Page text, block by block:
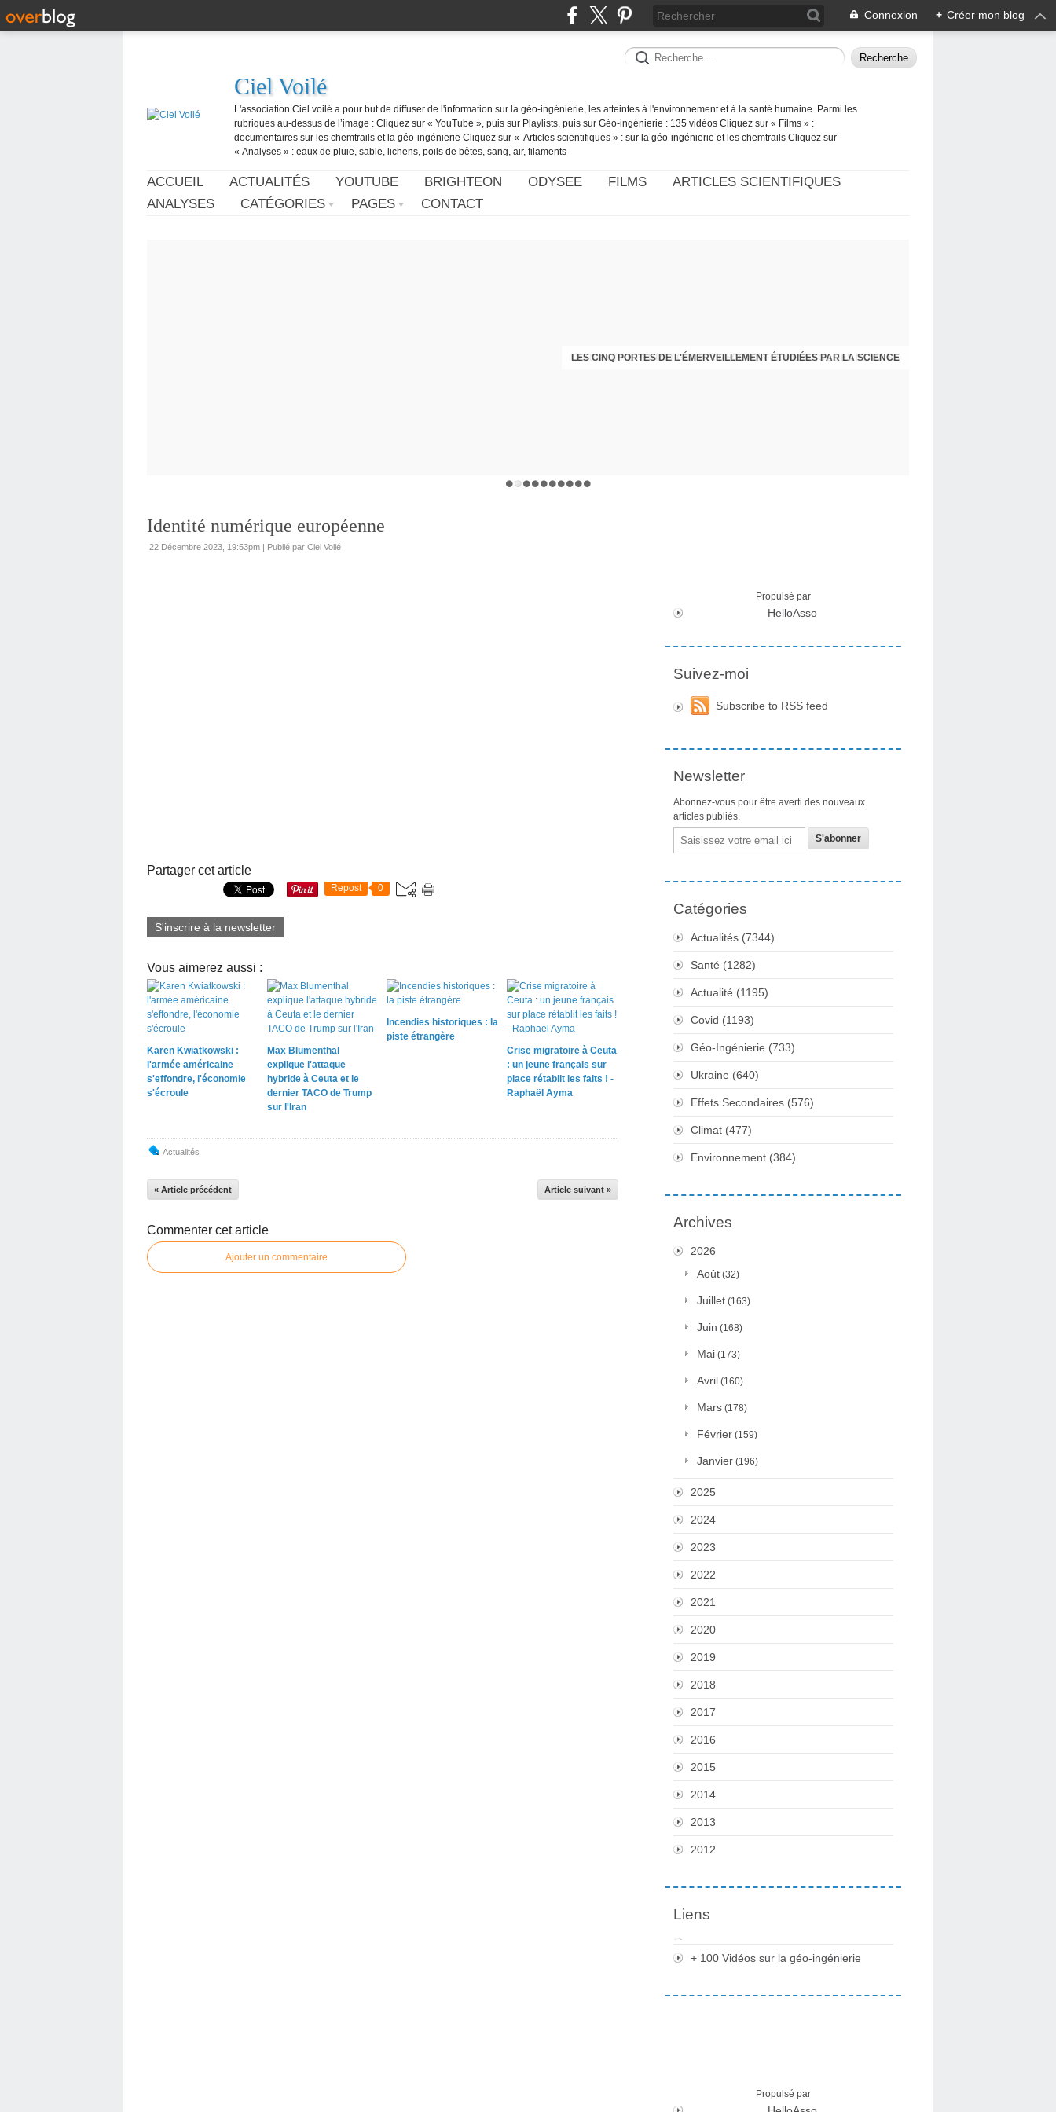
Connexion + Créer mon blog
Ciel Voilé
L'association Ciel voilé a pour but de diffuser de l'information sur la géo-ingénierie, les atteintes à l'environnement et à la santé humaine. Parmi les
rubriques au-dessus de l’image : Cliquez sur « YouTube », puis sur Playlists, puis sur Géo-ingénierie : 135 vidéos Cliquez sur « Films » :
documentaires sur les chemtrails et la géo-ingénierie Cliquez sur « Articles scientifiques » : sur la géo-ingénierie et les chemtrails Cliquez sur
« Analyses » : eaux de pluie, sable, lichens, poils de bêtes, sang, air, filaments
ACCUEIL ACTUALITÉS YOUTUBE BRIGHTEON ODYSEE FILMS
ARTICLES SCIENTIFIQUES
ANALYSES
CATÉGORIES PAGES CONTACT
LES CINQ PORTES DE L'ÉMERVEILLEMENT ÉTUDIÉES PAR LA SCIENCE
CHRISTOPHE PERRET GENTIL : RECEVOIR LE MESSAGE DES PLANTES
Identité numérique européenne
22 Décembre 2023, 19:53pm | Publié par Ciel Voilé
Partager cet article
Repost 0
S'inscrire à la newsletter
Vous aimerez aussi :
Karen Kwiatkowski :
l'armée américaine
s'effondre, l'économie
s'écroule
Max Blumenthal
explique l'attaque
hybride à Ceuta et le
dernier TACO de Trump
sur l'Iran
Incendies historiques : la
piste étrangère
Crise migratoire à Ceuta
: un jeune français sur
place rétablit les faits ! -
Raphaël Ayma
Actualités
« Article précédent Article suivant »
Commenter cet article
Ajouter un commentaire
Propulsé par
HelloAsso
Suivez-moi
Subscribe to RSS feed
Newsletter
Abonnez-vous pour être averti des nouveaux
articles publiés.
Email
Catégories
Actualités (7344)
Santé (1282)
Actualité (1195)
Covid (1193)
Géo-Ingénierie (733)
Ukraine (640)
Effets Secondaires (576)
Climat (477)
Environnement (384)
Archives
2026
Août (32)
Juillet (163)
Juin (168)
Mai (173)
Avril (160)
Mars (178)
Février (159)
Janvier (196)
2025
2024
2023
2022
2021
2020
2019
2018
2017
2016
2015
2014
2013
2012
Liens
+ 100 Vidéos sur la géo-ingénierie
Propulsé par